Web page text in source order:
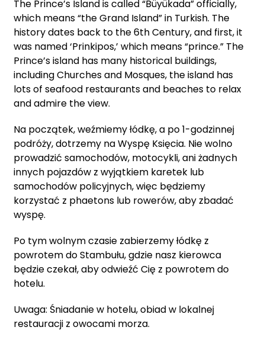
The Prince’s Island is called “Büyükada” officially,
which means “the Grand Island” in Turkish. The
history dates back to the 6th Century, and first, it
was named ‘Prinkipos,’ which means “prince.” The
Prince’s island has many historical buildings,
including Churches and Mosques, the island has
lots of seafood restaurants and beaches to relax
and admire the view.
Na początek, weźmiemy łódkę, a po 1-godzinnej
podróży, dotrzemy na Wyspę Księcia. Nie wolno
prowadzić samochodów, motocykli, ani żadnych
innych pojazdów z wyjątkiem karetek lub
samochodów policyjnych, więc będziemy
korzystać z phaetons lub rowerów, aby zbadać
wyspę.
Po tym wolnym czasie zabierzemy łódkę z
powrotem do Stambułu, gdzie nasz kierowca
będzie czekał, aby odwieźć Cię z powrotem do
hotelu.
Uwaga: Śniadanie w hotelu, obiad w lokalnej
restauracji z owocami morza.